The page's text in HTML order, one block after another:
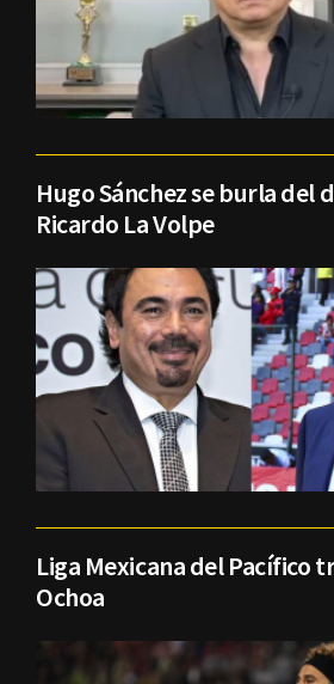
Hugo Sánchez se burla del
Ricardo La Volpe
Liga Mexicana del Pacífico
Ochoa